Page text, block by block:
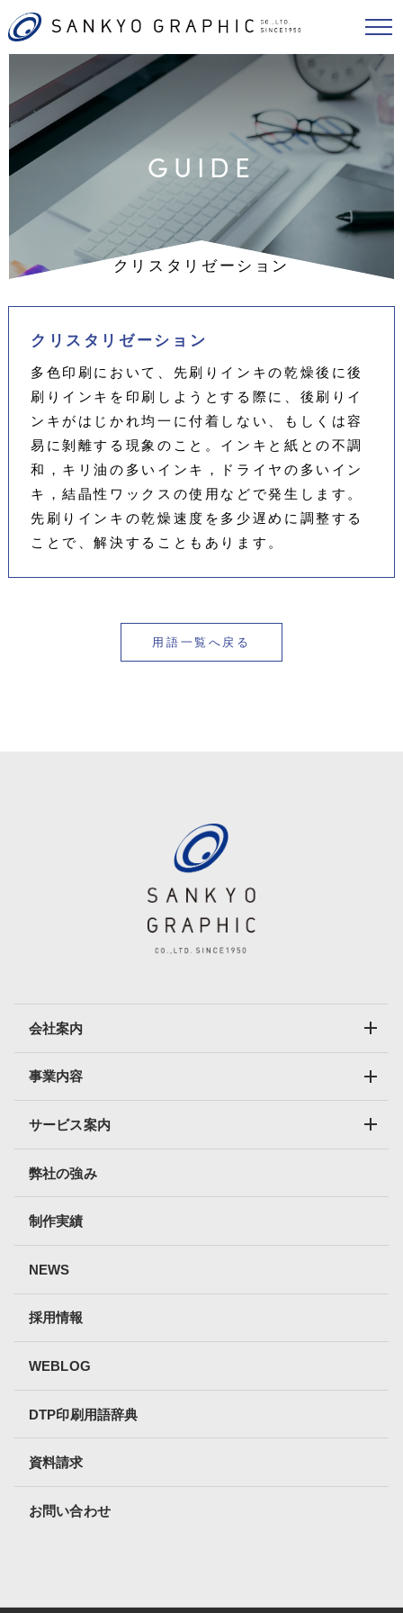
GUIDE
クリスタリゼーション
クリスタリゼーション
多色印刷において、先刷りインキの乾燥後に後
刷りインキを印刷しようとする際に、後刷りイ
ンキがはじかれ均一に付着しない、もしくは容
易に剝離する現象のこと。インキと紙との不調
和，キリ油の多いインキ，ドライヤの多いイン
キ，結晶性ワックスの使用などで発生します。
先刷りインキの乾燥速度を多少遅めに調整する
ことで、解決することもあります。
用語一覧へ戻る
会社案内
事業内容
サービス案内
弊社の強み
制作実績
NEWS
採用情報
WEBLOG
DTP印刷用語辞典
資料請求
お問い合わせ